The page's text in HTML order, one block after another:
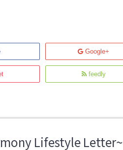
Google+
feedly
Lifestyle Letter~